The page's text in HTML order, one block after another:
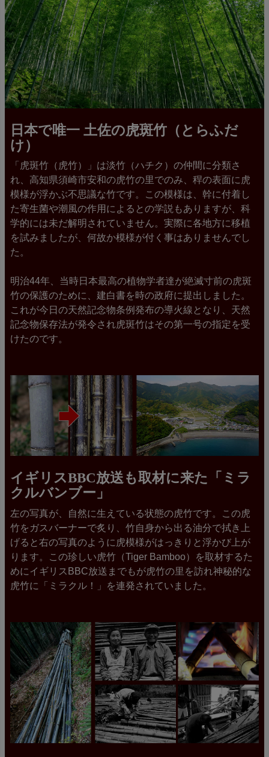
日本で唯一 土佐の虎斑竹（とらふだ
け）
「虎斑竹（虎竹）」は淡竹（ハチク）の仲間に分類さ
れ、高知県須崎市安和の虎竹の里でのみ、稈の表面に虎
模様が浮かぶ不思議な竹です。この模様は、幹に付着し
た寄生菌や潮風の作用によるとの学説もありますが、科
学的には未だ解明されていません。実際に各地方に移植
を試みましたが、何故か模様が付く事はありませんでし
た。
明治44年、当時日本最高の植物学者達が絶滅寸前の虎斑
竹の保護のために、建白書を時の政府に提出しました。
これが今日の天然記念物条例発布の導火線となり、天然
記念物保存法が発令され虎斑竹はその第一号の指定を受
けたのです。
イギリスBBC放送も取材に来た「ミラ
クルバンブー」
左の写真が、自然に生えている状態の虎竹です。この虎
竹をガスバーナーで炙り、竹自身から出る油分で拭き上
げると右の写真のように虎模様がはっきりと浮かび上が
ります。この珍しい虎竹（Tiger Bamboo）を取材するた
めにイギリスBBC放送までもが虎竹の里を訪れ神秘的な
虎竹に「ミラクル！」を連発されていました。